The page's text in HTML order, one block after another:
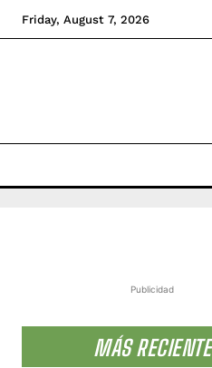
Friday, August 7, 2026
Publicidad
MÁS RECIENTE